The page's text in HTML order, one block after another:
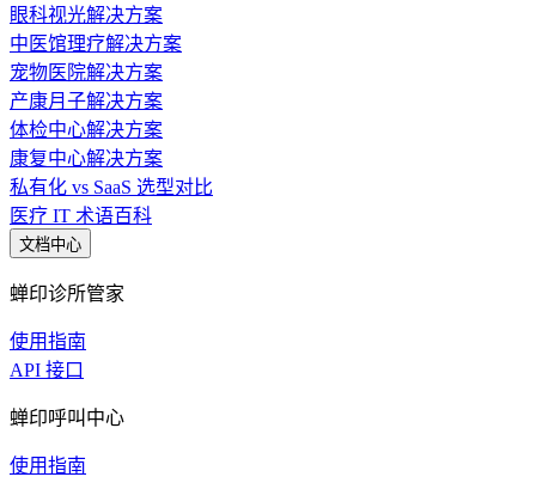
眼科视光解决方案
中医馆理疗解决方案
宠物医院解决方案
产康月子解决方案
体检中心解决方案
康复中心解决方案
私有化 vs SaaS 选型对比
医疗 IT 术语百科
文档中心
蝉印诊所管家
使用指南
API 接口
蝉印呼叫中心
使用指南